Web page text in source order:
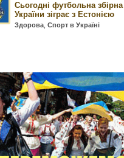
Сьогодні футбольна збірна
України зіграє з Естонією
Здорова ,Спорт в Україні